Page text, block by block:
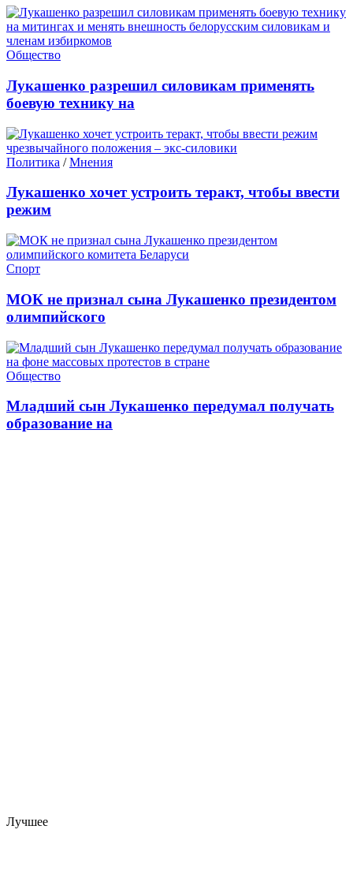
Общество
Лукашенко разрешил силовикам применять
боевую технику на
Политика /Мнения
Лукашенко хочет устроить теракт, чтобы ввести
режим
Спорт
МОК не признал сына Лукашенко президентом
олимпийского
Общество
Младший сын Лукашенко передумал получать
образование на
Лучшее